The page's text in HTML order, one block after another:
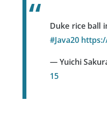
Duke rice ball
#Java20
— Yuichi
15